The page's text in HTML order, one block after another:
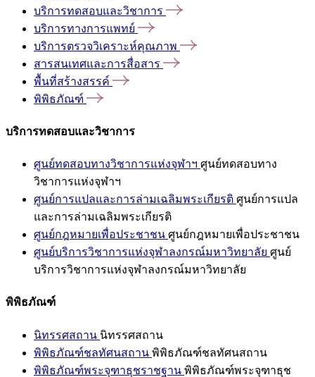
บริการทดสอบและวิชาการ
บริการทางการแพทย์
บริการตรวจวิเคราะห์คุณภาพ
สารสนเทศและการสื่อสาร
พื้นที่สร้างสรรค์
พิพิธภัณฑ์
บริการทดสอบและวิชาการ
ศูนย์ทดสอบทางวิชาการแห่งจุฬาฯ ศูนย์ทดสอบทาง
วิชาการแห่งจุฬาฯ
ศูนย์การแปลและการล่ามเฉลิมพระเกียรติ ศูนย์การแปล
และการล่ามเฉลิมพระเกียรติ
ศูนย์กฎหมายเพื่อประชาชน ศูนย์กฎหมายเพื่อประชาชน
ศูนย์บริการวิชาการแห่งจุฬาลงกรณ์มหาวิทยาลัย ศูนย์
บริการวิชาการแห่งจุฬาลงกรณ์มหาวิทยาลัย
พิพิธภัณฑ์
นิทรรศสถาน นิทรรศสถาน
พิพิธภัณฑ์ชลทัศนสถาน พิพิธภัณฑ์ชลทัศนสถาน
พิพิธภัณฑ์พระจุฑาธุชราชฐาน พิพิธภัณฑ์พระจุฑาธุช